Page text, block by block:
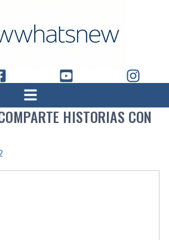
HISTORIAS CON